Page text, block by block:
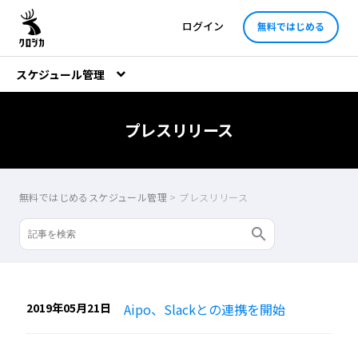
ログイン 無料ではじめる
スケジュール管理
プレスリリース
無料ではじめるスケジュール管理 > プレスリリース
2019年05月21日 Aipo、Slackとの連携を開始